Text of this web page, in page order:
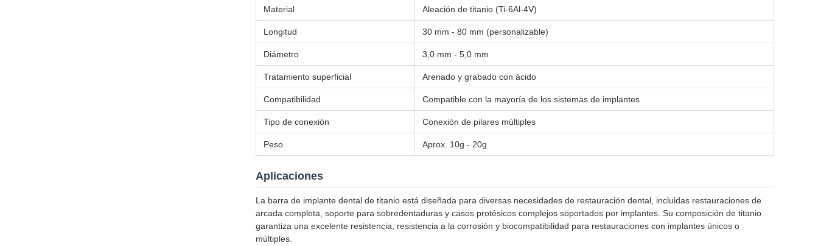
Material Aleación de titanio (Ti-6Al-4V)
Longitud 30 mm - 80 mm (personalizable)
Diámetro 3,0 mm - 5,0 mm
Tratamiento superficial Arenado y grabado con ácido
Compatibilidad Compatible con la mayoría de los sistemas de implantes
Tipo de conexión Conexión de pilares múltiples
Peso Aprox. 10g - 20g
Aplicaciones
La barra de implante dental de titanio está diseñada para diversas necesidades de restauración dental, incluidas restauraciones de
arcada completa, soporte para sobredentaduras y casos protésicos complejos soportados por implantes. Su composición de titanio
garantiza una excelente resistencia, resistencia a la corrosión y biocompatibilidad para restauraciones con implantes únicos o
múltiples.